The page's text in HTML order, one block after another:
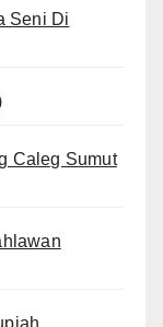
Seni Di
Caleg Sumut